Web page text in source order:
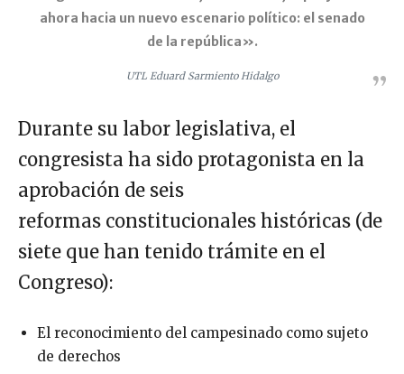
ahora hacia un nuevo escenario político: el senado
de la república».
UTL Eduard Sarmiento Hidalgo
Durante su labor legislativa, el
congresista ha sido protagonista en la
aprobación de seis
reformas constitucionales históricas (de
siete que han tenido trámite en el
Congreso):
El reconocimiento del campesinado como sujeto
de derechos